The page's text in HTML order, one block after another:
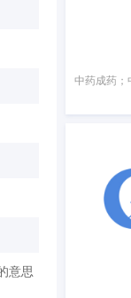
意思